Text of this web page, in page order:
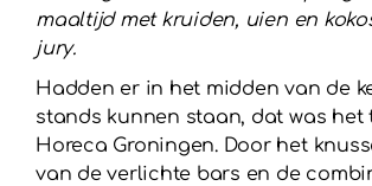
maaltijd met kruiden, uien en
jury.
Hadden er in het midden van de
stands kunnen staan, dat was het
Horeca Groningen. Door het
van de verlichte bars en de